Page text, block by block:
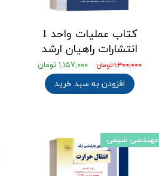
کتاب عملیات واحد 1
انتشارات راهیان ارشد
۱,۳۰۰,۰۰۰ تومان ۱,۱۵۷,۰۰۰ تومان
افزودن به سبد خرید
مهندسی شیمی